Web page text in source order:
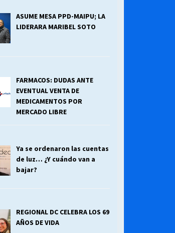
ASUME MESA PPD-MAIPU; LA
LIDERARA MARIBEL SOTO
FARMACOS: DUDAS ANTE
EVENTUAL VENTA DE
MEDICAMENTOS POR
MERCADO LIBRE
Ya se ordenaron las cuentas
de luz… ¿Y cuándo van a
bajar?
REGIONAL DC CELEBRA LOS 69
AÑOS DE VIDA